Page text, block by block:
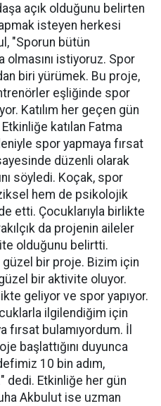
açık olduğunu belirten
isteyen herkesi
"Sporun bütün
olmasını istiyoruz. Spor
biri yürümek. Bu proje,
eşliğinde spor
Katılım her geçen gün
katılan Fatma
spor yapmaya fırsat
düzenli olarak
söyledi. Koçak, spor
hem de psikolojik
etti. Çocuklarıyla birlikte
da projenin aileler
olduğunu belirtti.
güzel bir proje. Bizim için
bir aktivite oluyor.
geliyor ve spor yapıyor.
ilgilendiğim için
fırsat bulamıyordum. İl
başlattığını duyunca
10 bin adım,
dedi. Etkinliğe her gün
Akbulut ise uzman